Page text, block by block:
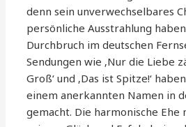
denn sein unverwechselbares
persönliche Ausstrahlung
Durchbruch im deutschen
Sendungen wie ‚Nur die Liebe
Groß‘ und ‚Das ist Spitze!‘
einem anerkannten Namen in
gemacht. Die harmonische